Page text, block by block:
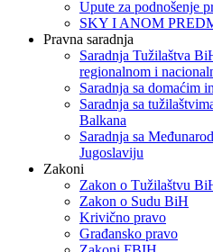
Upute za podnošenje
SKY I ANOM
Pravna saradnja
Saradnja Tužilaštva
regionalnom i
Saradnja sa domaćim
Saradnja sa
Balkana
Saradnja sa
Jugoslaviju
Zakoni
Zakon o Тužilaštvu
Zakon o Sudu BiH
Krivično pravo
Građansko pravo